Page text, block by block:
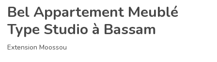
Bel Appartement Meublé
Type Studio à Bassam
Extension Moossou